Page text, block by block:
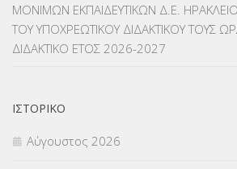
ΜΕΤΑΦΟΡΑ ΜΑΘΗΤΩΝ(3)
ΝΟΜΟΘΕΣΙΑ(66)
ΜΟΝΙΜΩΝ ΕΚΠΑΙΔΕΥΤΙΚΩΝ Δ.Ε.
ΤΟΥ ΥΠΟΧΡΕΩΤΙΚΟΥ ΔΙΔΑΚΤΙΚΟΥ ΤΟΥΣ
ΔΙΔΑΚΤΙΚΟ ΕΤΟΣ 2026-2027
ΙΣΤΟΡΙΚΌ
Αύγουστος 2026